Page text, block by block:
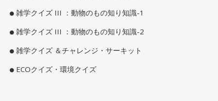
雑学クイズ III ：動物のもの知り知識-1
雑学クイズ III ：動物のもの知り知識-2
雑学クイズ ＆チャレンジ・サーキット
ECOクイズ・環境クイズ